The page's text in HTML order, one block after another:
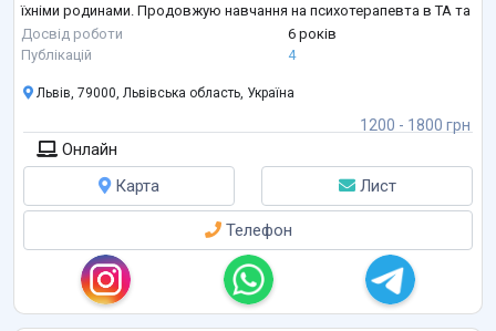
їхніми родинами. Продовжую навчання на психотерапевта в ТА та
регулярно підвищую кваліфікацію в сучасних напрямках.
Працюю з дорос
Досвід роботи
6 років
Публікацій
4
1200 - 1800 грн
Львів, 79000, Львівська область, Україна
Онлайн
Карта
Лист
Телефон